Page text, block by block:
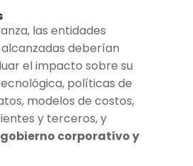
las entidades
deberían
el impacto sobre su
políticas de
modelos de costos,
y terceros, y
corporativo y